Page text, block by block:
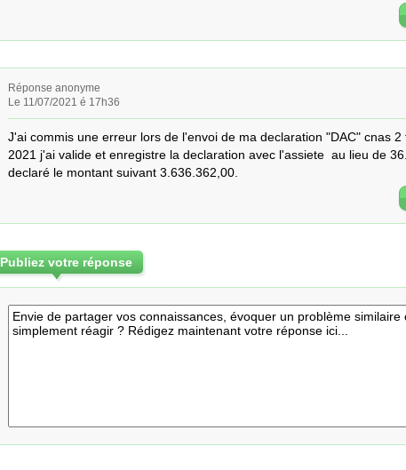
Réponse anonyme
Le 11/07/2021 é 17h36
J'ai commis une erreur lors de l'envoi de ma declaration "DAC" cnas 2
2021 j'ai valide et enregistre la declaration avec l'assiete  au lieu de
declaré le montant suivant 3.636.362,00.
Publiez votre réponse